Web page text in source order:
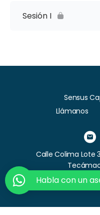
Sesión I
Sensus
Llámanos
Calle Colima Lote
Correo:
Habla con un